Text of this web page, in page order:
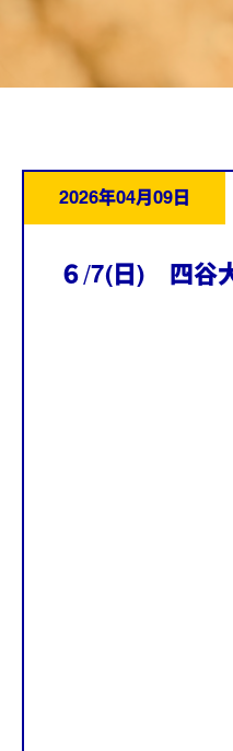
2026年04月09日
６/7(日) 四谷